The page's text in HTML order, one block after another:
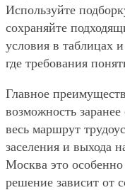
Используйте
сохраняйте
условия в таблицах
где требования
Главное
возможность
весь маршрут
заселения и выхода
Москва это
решение зависит от